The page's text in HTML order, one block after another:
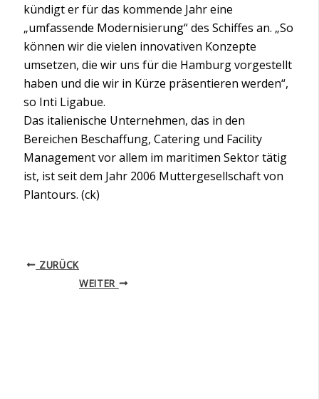
kündigt er für das kommende Jahr eine
„umfassende Modernisierung“ des Schiffes an. „So
können wir die vielen innovativen Konzepte
umsetzen, die wir uns für die Hamburg vorgestellt
haben und die wir in Kürze präsentieren werden“,
so Inti Ligabue.
Das italienische Unternehmen, das in den
Bereichen Beschaffung, Catering und Facility
Management vor allem im maritimen Sektor tätig
ist, ist seit dem Jahr 2006 Muttergesellschaft von
Plantours. (ck)
ZURÜCK
WEITER